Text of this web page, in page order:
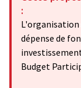
:
L'organisation
dépense de
Budget